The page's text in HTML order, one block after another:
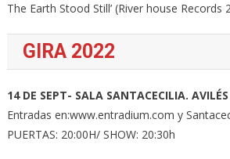
The Earth Stood Still’ (River house Records
GIRA 2022
14 DE SEPT- SALA SANTACECILIA. AVILÉS
Entradas en:www.entradium.com y
PUERTAS: 20:00H/ SHOW: 20:30h